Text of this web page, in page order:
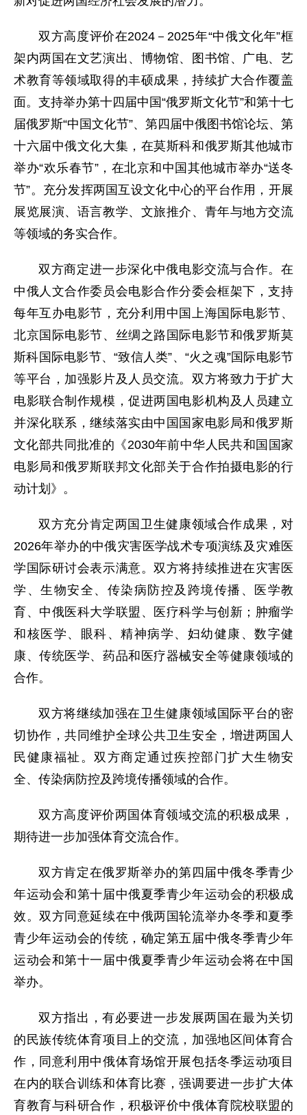
双方高度评价在2024－2025年“中俄文化年”框
架内两国在文艺演出、博物馆、图书馆、广电、艺
术教育等领域取得的丰硕成果，持续扩大合作覆盖
面。支持举办第十四届中国“俄罗斯文化节”和第十七
届俄罗斯“中国文化节”、第四届中俄图书馆论坛、第
十六届中俄文化大集，在莫斯科和俄罗斯其他城市
举办“欢乐春节”，在北京和中国其他城市举办“送冬
节”。充分发挥两国互设文化中心的平台作用，开展
展览展演、语言教学、文旅推介、青年与地方交流
等领域的务实合作。
双方商定进一步深化中俄电影交流与合作。在
中俄人文合作委员会电影合作分委会框架下，支持
每年互办电影节，充分利用中国上海国际电影节、
北京国际电影节、丝绸之路国际电影节和俄罗斯莫
斯科国际电影节、“致信人类”、“火之魂”国际电影节
等平台，加强影片及人员交流。双方将致力于扩大
电影联合制作规模，促进两国电影机构及人员建立
并深化联系，继续落实由中国国家电影局和俄罗斯
文化部共同批准的《2030年前中华人民共和国国家
电影局和俄罗斯联邦文化部关于合作拍摄电影的行
动计划》。
双方充分肯定两国卫生健康领域合作成果，对
2026年举办的中俄灾害医学战术专项演练及灾难医
学国际研讨会表示满意。双方将持续推进在灾害医
学、生物安全、传染病防控及跨境传播、医学教
育、中俄医科大学联盟、医疗科学与创新；肿瘤学
和核医学、眼科、精神病学、妇幼健康、数字健
康、传统医学、药品和医疗器械安全等健康领域的
合作。
双方将继续加强在卫生健康领域国际平台的密
切协作，共同维护全球公共卫生安全，增进两国人
民健康福祉。双方商定通过疾控部门扩大生物安
全、传染病防控及跨境传播领域的合作。
双方高度评价两国体育领域交流的积极成果，
期待进一步加强体育交流合作。
双方肯定在俄罗斯举办的第四届中俄冬季青少
年运动会和第十届中俄夏季青少年运动会的积极成
效。双方同意延续在中俄两国轮流举办冬季和夏季
青少年运动会的传统，确定第五届中俄冬季青少年
运动会和第十一届中俄夏季青少年运动会将在中国
举办。
双方指出，有必要进一步发展两国在最为关切
的民族传统体育项目上的交流，加强地区间体育合
作，同意利用中俄体育场馆开展包括冬季运动项目
在内的联合训练和体育比赛，强调要进一步扩大体
育教育与科研合作，积极评价中俄体育院校联盟的